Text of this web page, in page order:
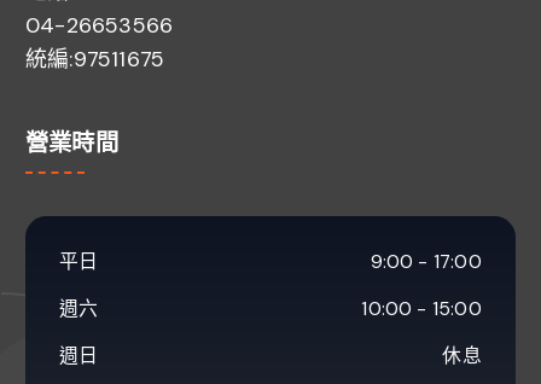
04-26653566
統編:97511675
營業時間
平日
9:00 - 17:00
週六
10:00 - 15:00
週日
休息